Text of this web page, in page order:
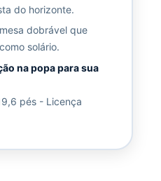
do horizonte.
dobrável que
solário.
na popa para sua
pés - Licença